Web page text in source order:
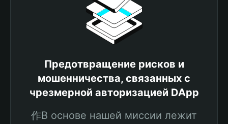
Предотвращение рисков и
мошенничества, связанных с
чрезмерной авторизацией DApp
作В основе нашей миссии лежит